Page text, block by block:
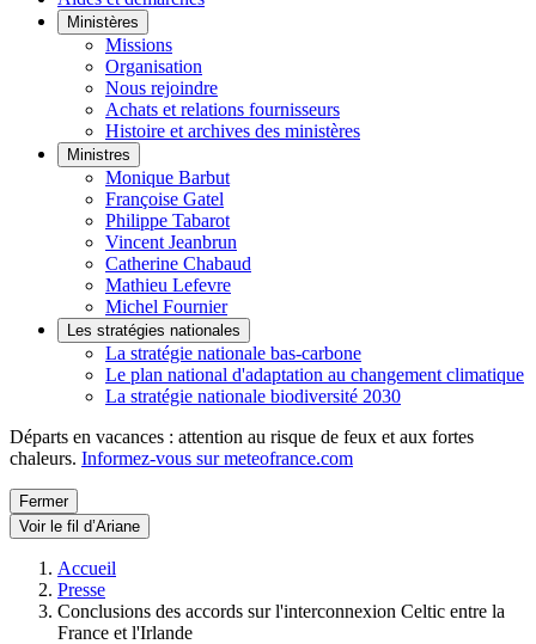
Ministères
Missions
Organisation
Nous rejoindre
Achats et relations fournisseurs
Histoire et archives des ministères
Ministres
Monique Barbut
Françoise Gatel
Philippe Tabarot
Vincent Jeanbrun
Catherine Chabaud
Mathieu Lefevre
Michel Fournier
Les stratégies nationales
La stratégie nationale bas-carbone
Le plan national d'adaptation au changement climatique
La stratégie nationale biodiversité 2030
Départs en vacances : attention au risque de feux et aux fortes
chaleurs. Informez-vous sur meteofrance.com
Fermer
Voir le fil d’Ariane
Accueil
Presse
Conclusions des accords sur l'interconnexion Celtic entre la
France et l'Irlande